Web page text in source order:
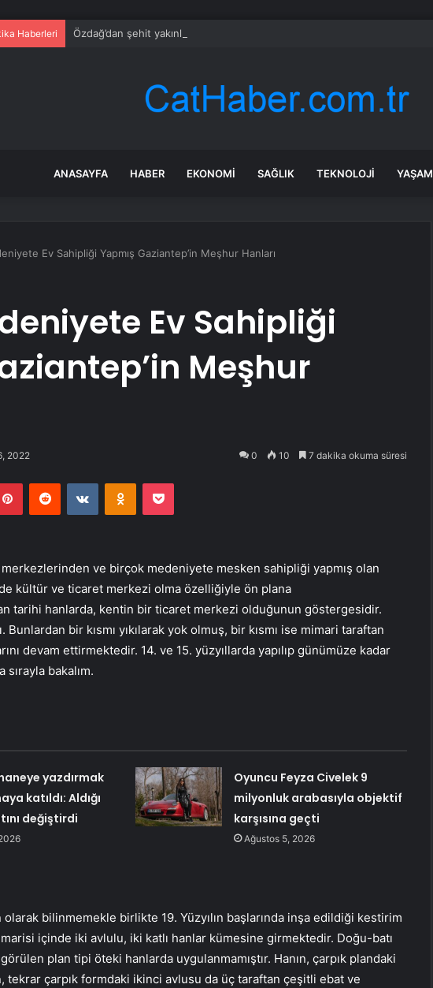
Haberleri Özdağ’dan şehit yakınları ve gazilere destek: Adil olanı istiyorsunuz
ANASAYFA HABER EKONOMI SAĞLIK TEKNOLOJI YAŞAM
Ev Sahipliği Yapmış Gaziantep’in Meşhur Hanları
Ev Sahipliği
Meşhur
2022 0 10 7 dakika okuma süresi
PinterestReddit VKontakteOdnoklassniki
Pocket
ve birçok medeniyete mesken sahipliği yapmış olan
kültür ve ticaret merkezi olma özelliğiyle ön plana
tarihi hanlarda, kentin bir ticaret merkezi olduğunun göstergesidir.
Bunlardan bir kısmı yıkılarak yok olmuş, bir kısmı ise mimari taraftan
devam ettirmektedir. 14. ve 15. yüzyıllarda yapılıp günümüze kadar
bakalım.
yazdırmak
katıldı: Aldığı
değiştirdi
Oyuncu Feyza Civelek 9
milyonluk arabasıyla objektif
karşısına geçti
Ağustos 5, 2026
olarak bilinmemekle birlikte 19. Yüzyılın başlarında inşa edildiği kestirim
içinde iki avlulu, iki katlı hanlar kümesine girmektedir. Doğu-batı
plan tipi öteki hanlarda uygulanmamıştır. Hanın, çarpık plandaki
çarpık formdaki ikinci avlusu da üç taraftan çeşitli ebat ve